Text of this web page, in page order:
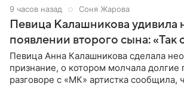
9 часов назад Соня Жарова
Певица Калашникова удивила
появлении второго сына: «Так
Певица Анна Калашникова сделала
признание, о котором молчала долгие
разговоре с «МК» артистка сообщила,